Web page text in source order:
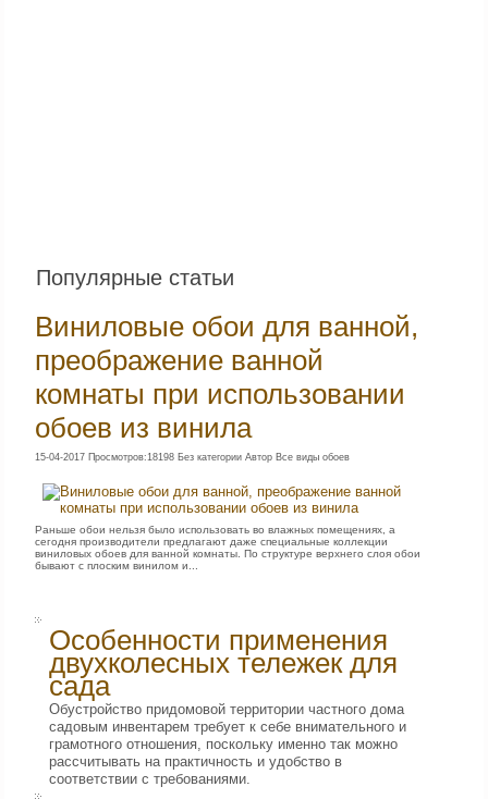
Популярные статьи
Виниловые обои для ванной,
преображение ванной
комнаты при использовании
обоев из винила
15-04-2017 Просмотров:18198 Без категории Автор Все виды обоев
Раньше обои нельзя было использовать во влажных помещениях, а
сегодня производители предлагают даже специальные коллекции
виниловых обоев для ванной комнаты. По структуре верхнего слоя обои
бывают с плоским винилом и...
Особенности применения
двухколесных тележек для
сада
Обустройство придомовой территории частного дома
садовым инвентарем требует к себе внимательного и
грамотного отношения, поскольку именно так можно
рассчитывать на практичность и удобство в
соответствии с требованиями.